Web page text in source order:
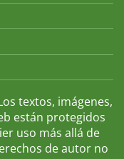
textos, imágenes,
están protegidos
uso más allá de
de autor no